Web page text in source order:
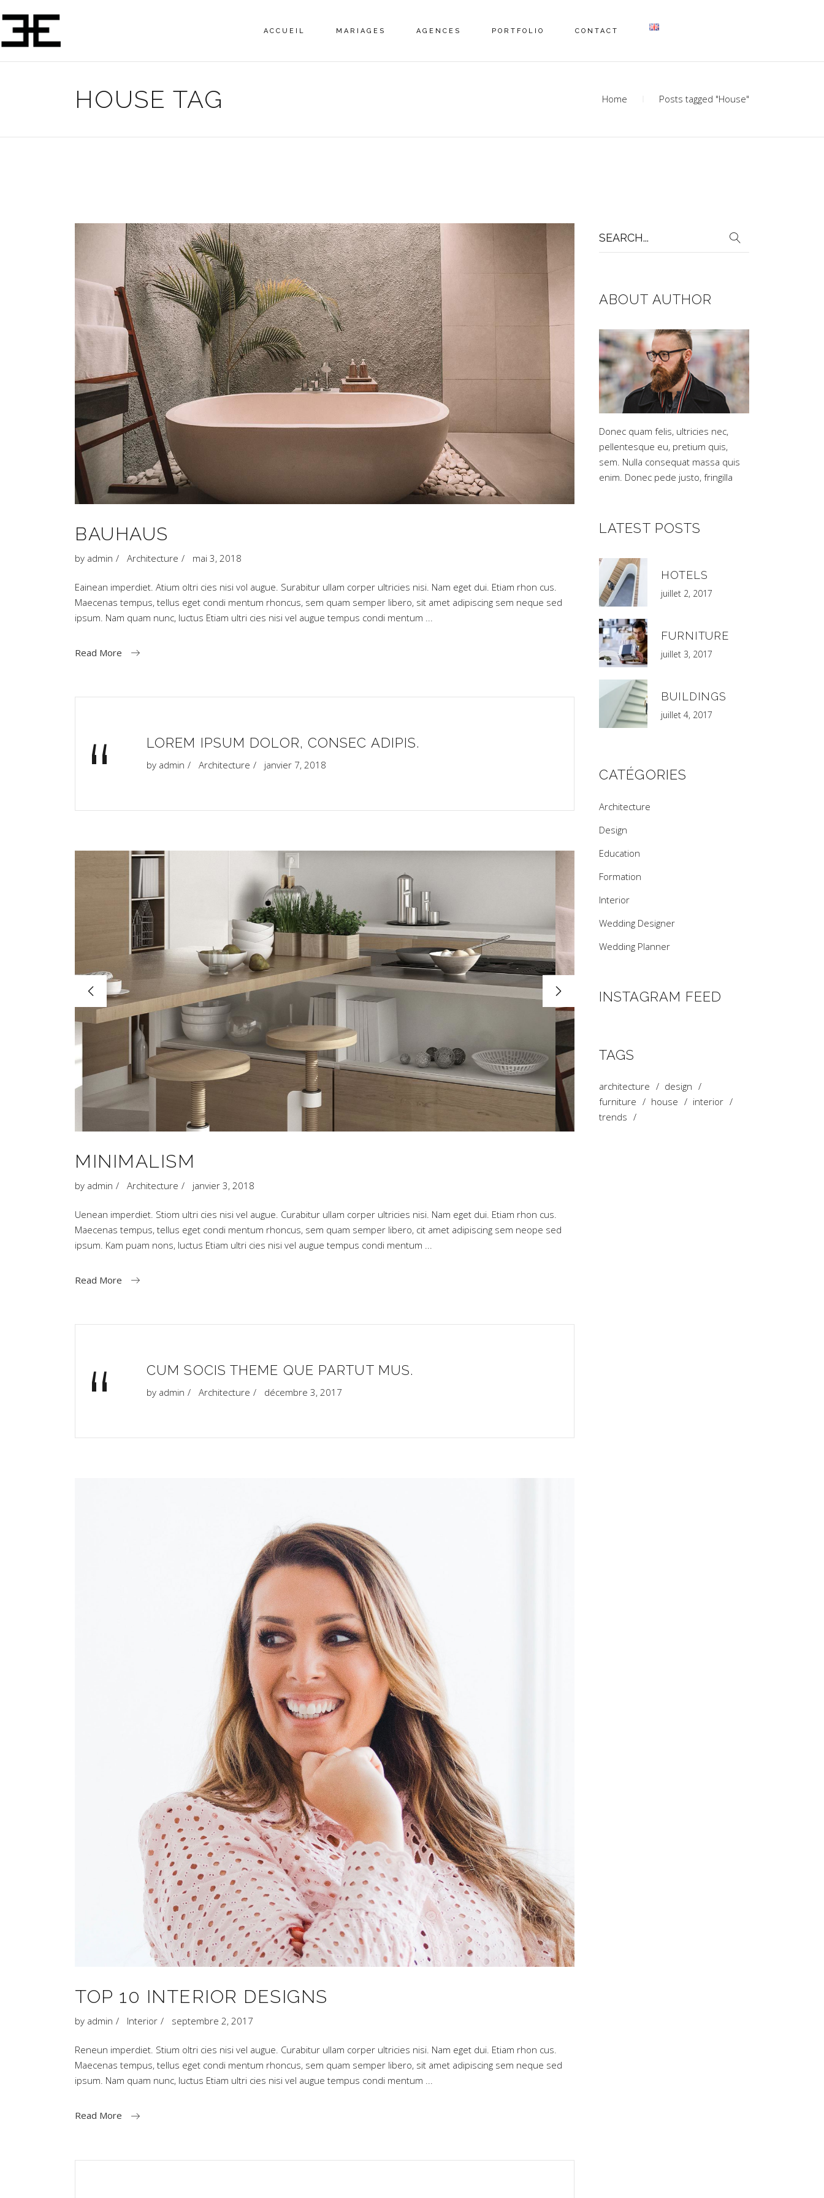
ACCUEIL MARIAGES AGENCES PORTFOLIO CONTACT
HOUSE TAG Home Posts tagged "House"
BAUHAUS
by admin Architecture mai 3, 2018
Eainean imperdiet. Atium oltri cies nisi vol augue. Surabitur ullam corper ultricies nisi. Nam eget dui. Etiam rhon cus.
Maecenas tempus, tellus eget condi mentum rhoncus, sem quam semper libero, sit amet adipiscing sem neque sed
ipsum. Nam quam nunc, luctus Etiam ultri cies nisi vel augue tempus condi mentum
Read More
“ LOREM IPSUM DOLOR, CONSEC ADIPIS.
by admin Architecture janvier 7, 2018
MINIMALISM
by admin Architecture janvier 3, 2018
Uenean imperdiet. Stiom ultri cies nisi vel augue. Curabitur ullam corper ultricies nisi. Nam eget dui. Etiam rhon cus.
Maecenas tempus, tellus eget condi mentum rhoncus, sem quam semper libero, cit amet adipiscing sem neope sed
ipsum. Kam puam nons, luctus Etiam ultri cies nisi vel augue tempus condi mentum
Read More
“ CUM SOCIS THEME QUE PARTUT MUS.
by admin Architecture décembre 3, 2017
TOP 10 INTERIOR DESIGNS
by admin Interior septembre 2, 2017
Reneun imperdiet. Stium oltri cies nisi vel augue. Curabitur ullam corper ultricies nisi. Nam eget dui. Etiam rhon cus.
Maecenas tempus, tellus eget condi mentum rhoncus, sem quam semper libero, sit amet adipiscing sem neque sed
ipsum. Nam quam nunc, luctus Etiam ultri cies nisi vel augue tempus condi mentum
Read More
for:
ABOUT AUTHOR
Donec quam felis, ultricies nec,
pellentesque eu, pretium quis,
sem. Nulla consequat massa quis
enim. Donec pede justo, fringilla
LATEST POSTS
HOTELS
juillet 2, 2017
FURNITURE
juillet 3, 2017
BUILDINGS
juillet 4, 2017
CATÉGORIES
Architecture
Design
Education
Formation
Interior
Wedding Designer
Wedding Planner
INSTAGRAM FEED
TAGS
architecture
design
furniture
house
interior
trends